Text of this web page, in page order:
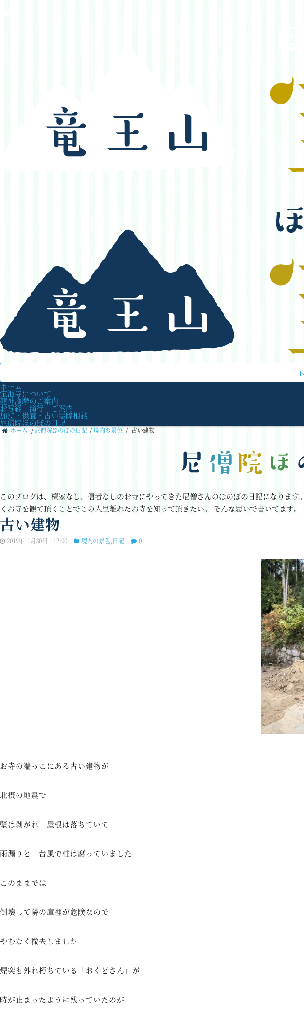
ホーム
宝池寺について
龍神護摩のご案内
お写経 滝行 ご案内
加持・供養・占い霊障相談
尼僧院ほのぼの日記
ホーム /尼僧院ほのぼの日記 /境内の景色 / 古い建物
このブログは、檀家なし、信者なしのお寺にやってきた尼僧さんのほのぼの日記になります。
くお寺を観て頂くことでこの人里離れたお寺を知って頂きたい。 そんな思いで書いてます。
古い建物
2019年11月30日 12:00 境内の景色,日記 0
お寺の端っこにある古い建物が
北摂の地震で
壁は剥がれ 屋根は落ちていて
雨漏りと 台風で柱は腐っていました
このままでは
倒壊して隣の庫裡が危険なので
やむなく撤去しました
煙突も外れ朽ちている「おくどさん 」が
時が止まったように残っていたのが